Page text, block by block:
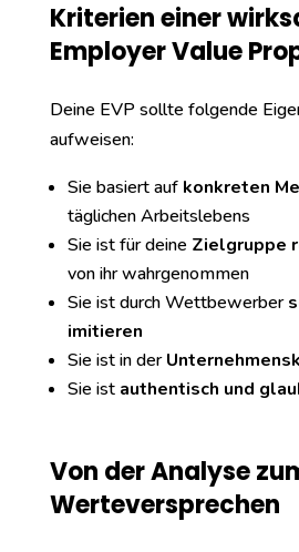
Kriterien einer
Employer Value
Deine EVP sollte folgende
aufweisen:
Sie basiert auf konkreten
täglichen Arbeitslebens
Sie ist für deine Zielgruppe
von ihr wahrgenommen
Sie ist durch Wettbewerber
imitieren
Sie ist in der
Sie ist authentisch und
Von der Analyse
Werteversprechen